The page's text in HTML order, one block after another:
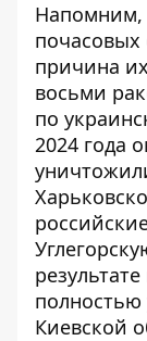
Напомним,
почасовых
причина
восьми
по
2024 года
полностью
Киевской